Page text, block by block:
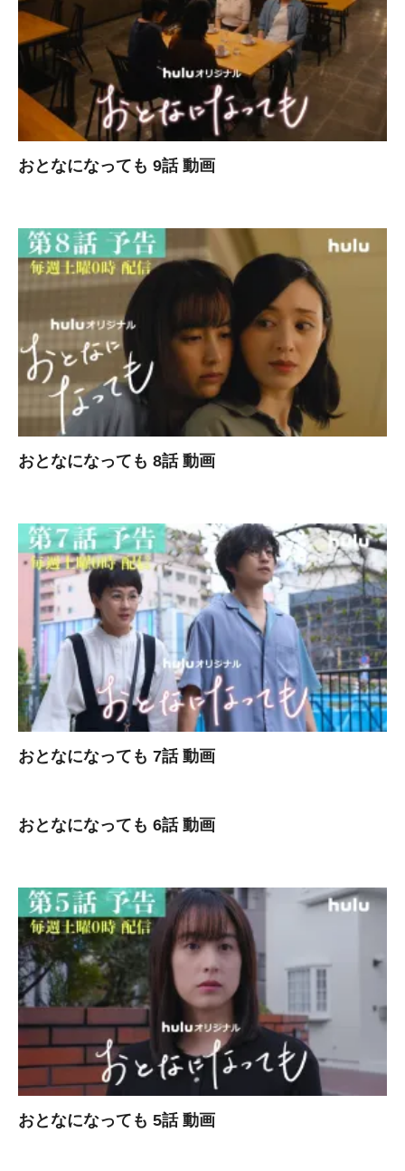
おとなになっても 9話 動画
おとなになっても 8話 動画
おとなになっても 7話 動画
おとなになっても 6話 動画
おとなになっても 5話 動画